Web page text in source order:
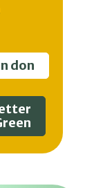
don